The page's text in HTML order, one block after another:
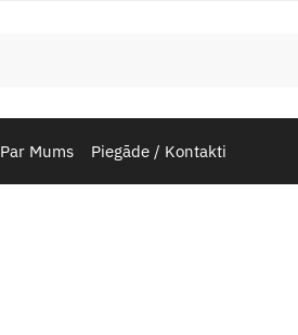
Par Mums Piegāde / Kontakti